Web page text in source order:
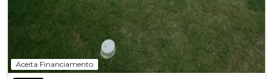
Aceita Financiamento